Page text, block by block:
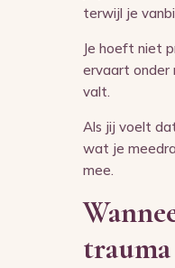
terwijl je
Je hoeft niet
ervaart onder
valt.
Als jij voelt
wat je
mee.